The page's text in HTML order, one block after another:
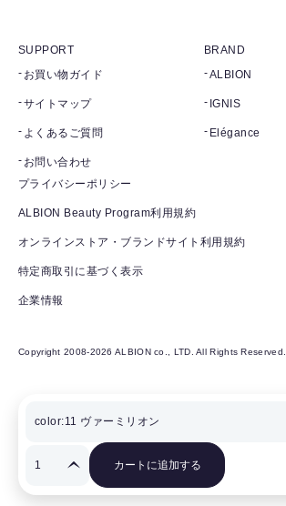
カートに追加する
SUPPORT
お買い物ガイド
サイトマップ
よくあるご質問
お問い合わせ
BRAND
ALBION
IGNIS
Elégance
プライバシーポリシー
ALBION Beauty Program利用規約
オンラインストア・ブランドサイト利用規約
特定商取引に基づく表示
企業情報
Copyright 2008-2026 ALBION co., LTD. All Rights Reserved.